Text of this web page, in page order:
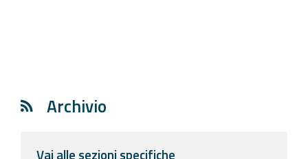
Il progetto
Archivio
Vai alle sezioni specifiche